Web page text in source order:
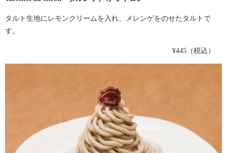
タルト生地にレモンクリームを入れ、メレンゲをのせたタルトで
す。
¥445（税込）